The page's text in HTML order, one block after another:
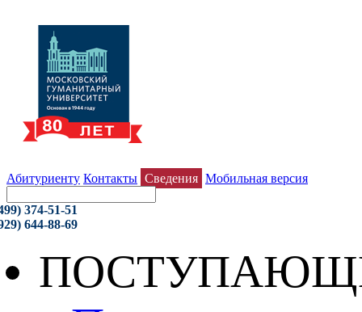
Абитуриенту Контакты Сведения Мобильная версия
374-51-51
644-88-69